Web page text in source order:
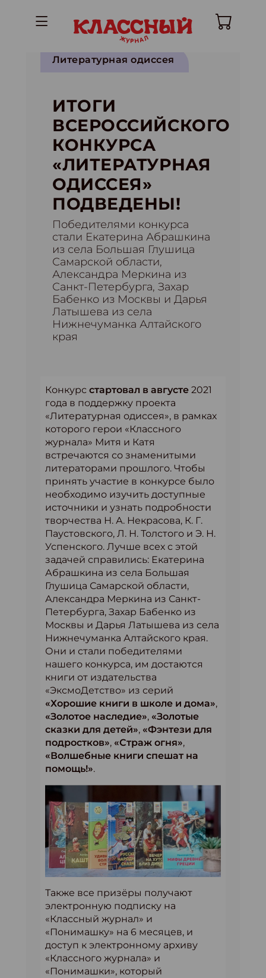
Литературная одиссея
ИТОГИ
ВСЕРОССИЙСКОГО
КОНКУРСА
«ЛИТЕРАТУРНАЯ
ОДИССЕЯ»
ПОДВЕДЕНЫ!
Победителями конкурса
стали Екатерина Абрашкина
из села Большая Глушица
Самарской области,
Александра Меркина из
Санкт-Петербурга, Захар
Бабенко из Москвы и Дарья
Латышева из села
Нижнечуманка Алтайского
края
Конкурс стартовал в августе 2021
года в поддержку проекта
«Литературная одиссея», в рамках
которого герои «Классного
журнала» Митя и Катя
встречаются со знаменитыми
литераторами прошлого. Чтобы
принять участие в конкурсе было
необходимо изучить доступные
источники и узнать подробности
творчества Н. А. Некрасова, К. Г.
Паустовского, Л. Н. Толстого и Э. Н.
Успенского. Лучше всех с этой
задачей справились: Екатерина
Абрашкина из села Большая
Глушица Самарской области,
Александра Меркина из Санкт-
Петербурга, Захар Бабенко из
Москвы и Дарья Латышева из села
Нижнечуманка Алтайского края.
Они и стали победителями
нашего конкурса, им достаются
книги от издательства
«ЭксмоДетство» из серий
«Хорошие книги в школе и дома»,
«Золотое наследие», «Золотые
сказки для детей», «Фэнтези для
подростков», «Страж огня»,
«Волшебные книги спешат на
помощь!».
Также все призёры получают
электронную подписку на
«Классный журнал» и
«Понимашку» на 6 месяцев, и
доступ к электронному архиву
«Классного журнала» и
«Понимашки», который